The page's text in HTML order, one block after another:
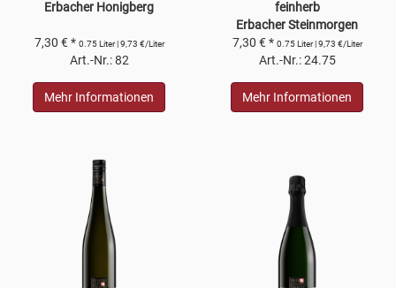
Erbacher Honigberg
7,30 € * 0.75 Liter | 9,73 €/Liter
Art.-Nr.: 82
Mehr Informationen
feinherb
Erbacher Steinmorgen
7,30 € * 0.75 Liter | 9,73 €/Liter
Art.-Nr.: 24.75
Mehr Informationen